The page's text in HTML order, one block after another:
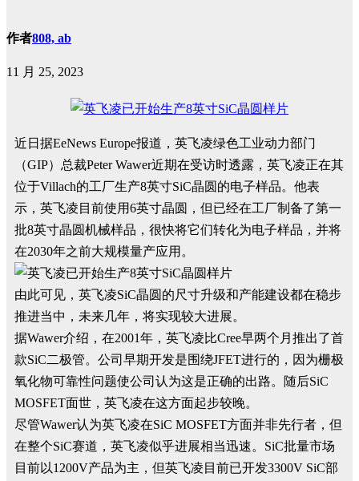
作者808, ab
11 月 25, 2023
近日据EeNews Europe报道，英飞凌绿色工业动力部门
（GIP）总裁Peter Wawer近期在受访时透露，英飞凌正在其
位于Villach的工厂生产8英寸SiC晶圆的电子样品。他表
示，英飞凌目前使用6英寸晶圆，但已经在工厂制备了第一
批8英寸晶圆机械样品，很快将它们转化为电子样品，并将
在2030年之前大规模量产应用。
由此可见，英飞凌SiC晶圆的尺寸升级和产能建设都在稳步
推进当中，未来几年，将实现较大进展。
据Wawer介绍，在2001年，英飞凌比Cree早两个月推出了首
款SiC二极管。公司早期开发是围绕JFET进行的，因为栅极
氧化物可靠性问题使公司认为这是正确的出路。随后SiC
MOSFET面世，英飞凌在这方面起步较晚。
尽管Wawer认为英飞凌在SiC MOSFET方面并非先行者，但
在整个SiC赛道，英飞凌似乎进展相当迅速。SiC批量市场
目前以1200V产品为主，但英飞凌目前已开发3300V SiC部